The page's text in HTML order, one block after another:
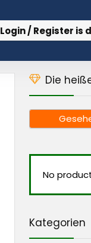
Login / Register is
Die
No
Kategorien